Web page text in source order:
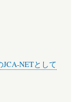
NETとして